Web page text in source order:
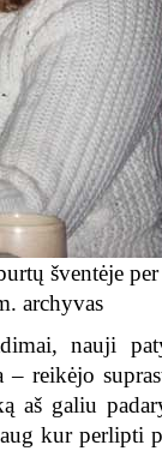
šventėje
archyvas
nauji
– reikėjo
aš galiu
kur perlipti